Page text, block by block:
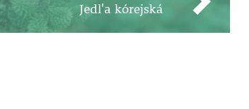
Jedl'a kórejská